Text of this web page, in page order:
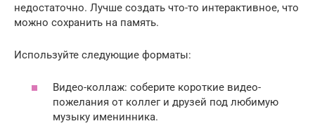
недостаточно. Лучше создать что-то интерактивное, что
можно сохранить на память.
Используйте следующие форматы:
Видео-коллаж: соберите короткие видео-
пожелания от коллег и друзей под любимую
музыку именинника.